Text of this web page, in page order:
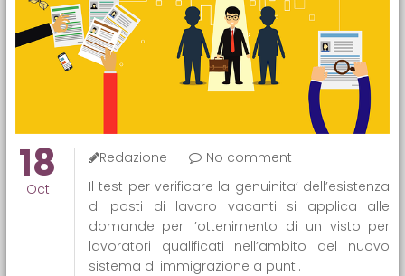
18
Oct
Redazione
No comment
Il test per verificare la genuinita’ dell’esistenza
di posti di lavoro vacanti si applica alle
domande per l’ottenimento di un visto per
lavoratori qualificati nell’ambito del nuovo
sistema di immigrazione a punti.